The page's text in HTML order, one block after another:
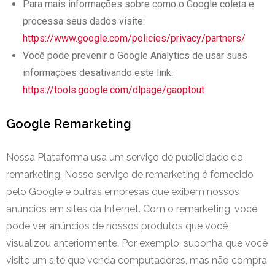
Para mais informações sobre como o Google coleta e
processa seus dados visite:
https://www.google.com/policies/privacy/partners/
Você pode prevenir o Google Analytics de usar suas
informações desativando este link:
https://tools.google.com/dlpage/gaoptout
Google Remarketing
Nossa Plataforma usa um serviço de publicidade de
remarketing. Nosso serviço de remarketing é fornecido
pelo Google e outras empresas que exibem nossos
anúncios em sites da Internet. Com o remarketing, você
pode ver anúncios de nossos produtos que você
visualizou anteriormente. Por exemplo, suponha que você
visite um site que venda computadores, mas não compra